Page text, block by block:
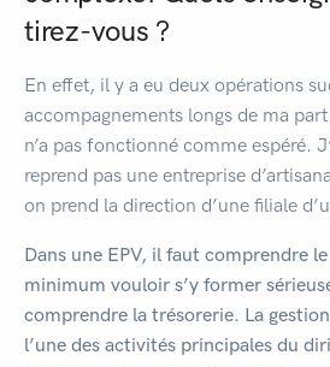
tirez-vous ?
En effet, il y a eu deux opérations
accompagnements longs de ma
n’a pas fonctionné comme espéré.
reprend pas une entreprise
on prend la direction d’une filiale
Dans une EPV, il faut comprendre
minimum vouloir s’y former
comprendre la trésorerie. La
l’une des activités principales du